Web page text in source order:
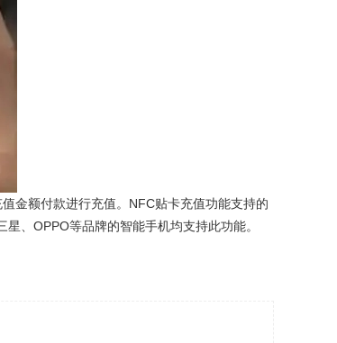
金额付款进行充值。NFC贴卡充值功能支持的
、OPPO等品牌的智能手机均支持此功能。